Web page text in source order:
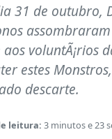
31 de outubro,
voluntÃ¡rios
estes
descarte.
leitura: 3 minutos e 23